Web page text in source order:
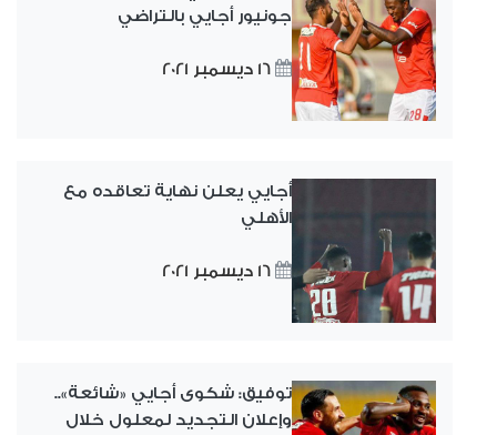
جونيور أجايي بالتراضي
16 ديسمبر 2021
أجايي يعلن نهاية تعاقده مع
الأهلي
16 ديسمبر 2021
توفيق: شكوى أجايي «شائعة»..
وإعلان التجديد لمعلول خلال